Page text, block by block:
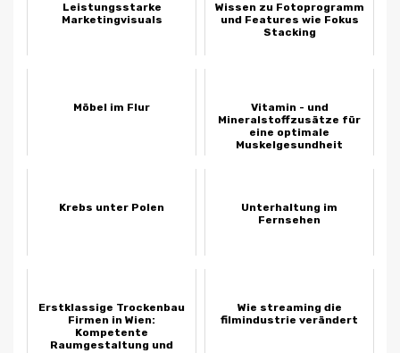
Leistungsstarke
Marketingvisuals
Wissen zu Fotoprogramm
und Features wie Fokus
Stacking
Möbel im Flur
Vitamin - und
Mineralstoffzusätze für
eine optimale
Muskelgesundheit
Krebs unter Polen
Unterhaltung im
Fernsehen
Erstklassige Trockenbau
Firmen in Wien:
Kompetente
Raumgestaltung und
Wie streaming die
filmindustrie verändert